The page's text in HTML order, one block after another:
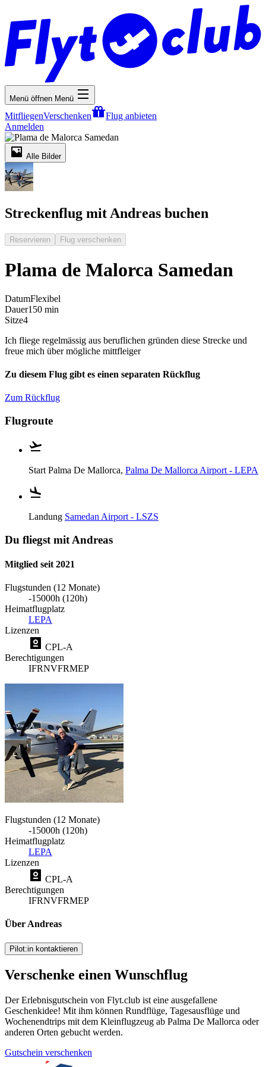
Menü öffnen Menü
MitfliegenVerschenken
Flug anbieten
Anmelden
Alle Bilder
Streckenflug mit Andreas buchen
Reservieren Flug verschenken
Plama de Malorca Samedan
DatumFlexibel
Dauer150 min
Sitze4
Ich fliege regelmässig aus beruflichen gründen diese Strecke und
freue mich über mögliche mittfleiger
Zu diesem Flug gibt es einen separaten Rückflug
Zum Rückflug
Flugroute
Start Palma De Mallorca, Palma De Mallorca Airport - LEPA
Landung Samedan Airport - LSZS
Du fliegst mit Andreas
Mitglied seit 2021
Flugstunden (12 Monate)
-15000h (120h)
Heimatflugplatz
LEPA
Lizenzen
CPL-A
Berechtigungen
IFRNVFRMEP
Flugstunden (12 Monate)
-15000h (120h)
Heimatflugplatz
LEPA
Lizenzen
CPL-A
Berechtigungen
IFRNVFRMEP
Über Andreas
Pilot:in kontaktieren
Verschenke einen Wunschflug
Der Erlebnisgutschein von Flyt.club ist eine ausgefallene
Geschenkidee! Mit ihm können Rundflüge, Tagesausflüge und
Wochenendtrips mit dem Kleinflugzeug ab Palma De Mallorca oder
anderen Orten gebucht werden.
Gutschein verschenken